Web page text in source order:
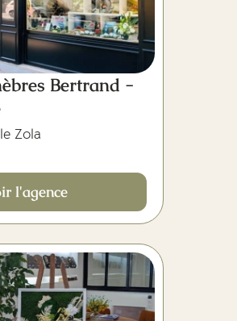
Bertrand -
Zola
l'agence